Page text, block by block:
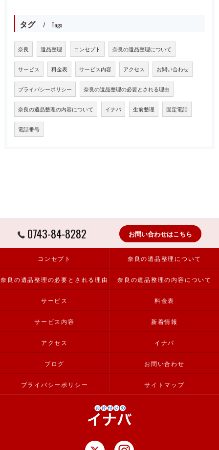
タグ Tags
奈良 遺品整理 コンセプト 奈良の遺品整理について
サービス 料金表 サービス内容 アクセス お問い合わせ
プライバシーポリシー 奈良の遺品整理の必要とされる理由
奈良の遺品整理の内容について イナバ 生前整理 固定電話
電話番号
0743-84-8282 お問い合わせはこちら
コンセプト 奈良の遺品整理について
奈良の遺品整理の必要とされる理由 奈良の遺品整理の内容について
サービス 料金表
サービス内容 新着情報
アクセス イナバ
ブログ お問い合わせ
プライバシーポリシー サイトマップ